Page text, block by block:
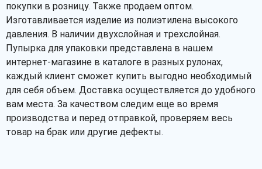
покупки в розницу. Также продаем оптом.
Изготавливается изделие из полиэтилена высокого
давления. В наличии двухслойная и трехслойная.
Пупырка для упаковки представлена в нашем
интернет-магазине в каталоге в разных рулонах,
каждый клиент сможет купить выгодно необходимый
для себя объем. Доставка осуществляется до удобного
вам места. За качеством следим еще во время
производства и перед отправкой, проверяем весь
товар на брак или другие дефекты.